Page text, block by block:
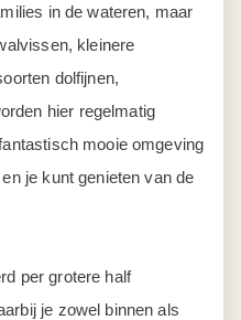
in de wateren, maar
kleinere
dolfijnen,
hier regelmatig
mooie omgeving
je kunt genieten van de
per grotere half
je zowel binnen als